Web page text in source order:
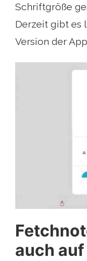
Schriftgröße
Derzeit gibt es
Version der
auch